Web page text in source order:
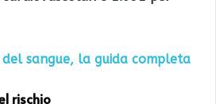
del sangue, la guida completa
rischio